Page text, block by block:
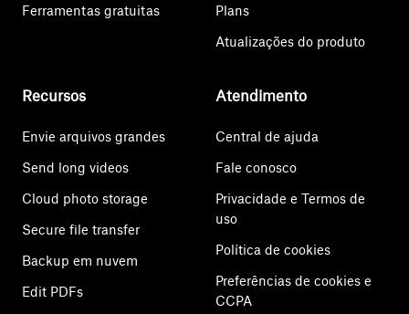
Ferramentas gratuitas
Plans
Atualizações do produto
Recursos
Envie arquivos grandes
Send long videos
Cloud photo storage
Secure file transfer
Backup em nuvem
Edit PDFs
Atendimento
Central de ajuda
Fale conosco
Privacidade e Termos de
uso
Política de cookies
Preferências de cookies e
CCPA